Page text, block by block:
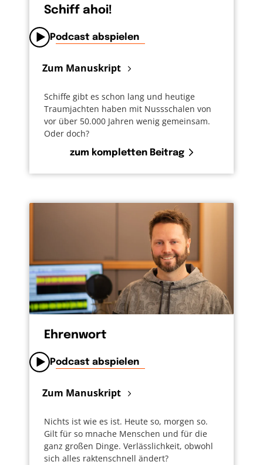
Schiff ahoi!
Podcast abspielen
Zum Manuskript
Schiffe gibt es schon lang und heutige
Traumjachten haben mit Nussschalen von
vor über 50.000 Jahren wenig gemeinsam.
Oder doch?
zum kompletten Beitrag
Ehrenwort
Podcast abspielen
Zum Manuskript
Nichts ist wie es ist. Heute so, morgen so.
Gilt für so mnache Menschen und für die
ganz großen Dinge. Verlässlichkeit, obwohl
sich alles raktenschnell ändert?